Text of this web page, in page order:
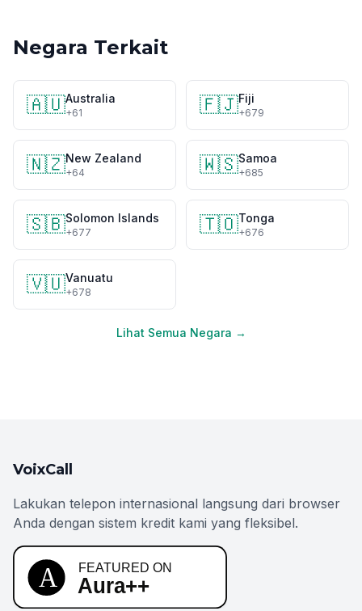
Negara Terkait
🇦🇺Australia
+61 🇫🇯Fiji
+679
🇳🇿New Zealand
+64 🇼🇸Samoa
+685
🇸🇧Solomon Islands
+677 🇹🇴Tonga
+676
🇻🇺Vanuatu
+678
Lihat Semua Negara →
VoixCall
Lakukan telepon internasional langsung dari browser
Anda dengan sistem kredit kami yang fleksibel.